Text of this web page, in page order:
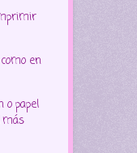
en
o papel
más